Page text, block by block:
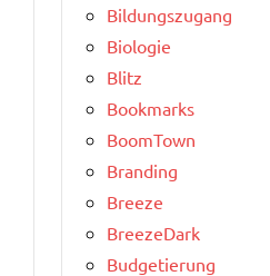
Bildungszugang
Biologie
Blitz
Bookmarks
BoomTown
Branding
Breeze
BreezeDark
Budgetierung